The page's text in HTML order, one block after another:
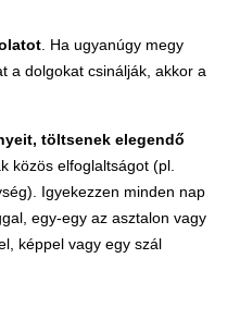
. Ha ugyanúgy megy
a dolgokat csinálják, akkor a
töltsenek elegendő
közös elfoglaltságot (pl.
Igyekezzen minden nap
egy-egy az asztalon vagy
képpel vagy egy szál